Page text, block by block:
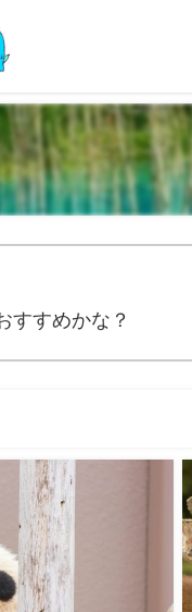
すすめかな？